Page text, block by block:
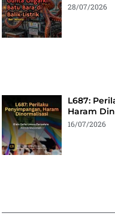
28/07/2026
L687:
Haram
16/07/2026